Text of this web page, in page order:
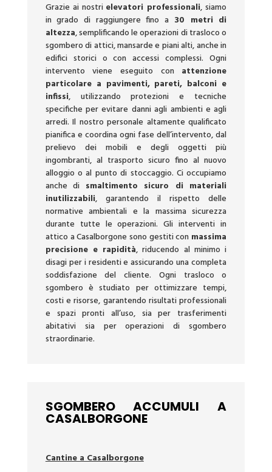
Grazie ai nostri elevatori professionali, siamo
in grado di raggiungere fino a 30 metri di
altezza, semplificando le operazioni di trasloco o
sgombero di attici, mansarde e piani alti, anche in
edifici storici o con accessi complessi. Ogni
intervento viene eseguito con attenzione
particolare a pavimenti, pareti, balconi e
infissi, utilizzando protezioni e tecniche
specifiche per evitare danni agli ambienti e agli
arredi. Il nostro personale altamente qualificato
pianifica e coordina ogni fase dell’intervento, dal
prelievo dei mobili e degli oggetti più
ingombranti, al trasporto sicuro fino al nuovo
alloggio o al punto di stoccaggio. Ci occupiamo
anche di smaltimento sicuro di materiali
inutilizzabili, garantendo il rispetto delle
normative ambientali e la massima sicurezza
durante tutte le operazioni. Gli interventi in
attico a Casalborgone sono gestiti con massima
precisione e rapidità, riducendo al minimo i
disagi per i residenti e assicurando una completa
soddisfazione del cliente. Ogni trasloco o
sgombero è studiato per ottimizzare tempi,
costi e risorse, garantendo risultati professionali
e spazi pronti all’uso, sia per trasferimenti
abitativi sia per operazioni di sgombero
straordinarie.
SGOMBERO ACCUMULI A
CASALBORGONE
Cantine a Casalborgone